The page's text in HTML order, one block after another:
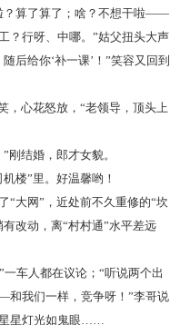
算了算了；啥？不想干啦——
？行呀、中哪。”姑父扭头大声
后给你‘补一课’！”笑容又回到
心花怒放，“老领导，顶头上
结婚，郎才女貌。
楼”里。好温馨哟！
网”，近处前不久重修的“坎
改动，离“村村通”水平差远
人都在议论；“听说两个出
我们一样，竞争呀！”李哥说
星灯光如鬼眼……